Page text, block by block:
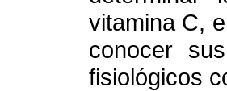
vitamina C,
conocer
fisiológicos